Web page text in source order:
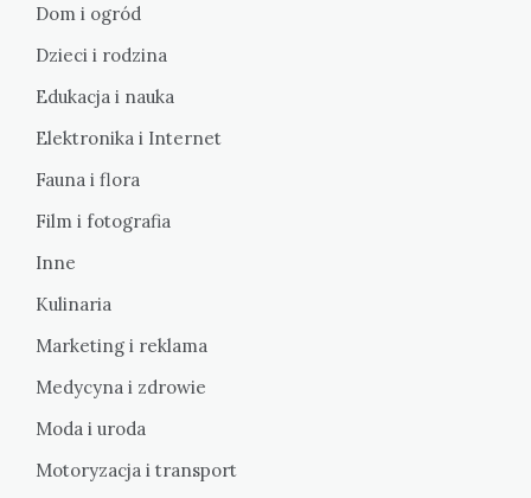
Dom i ogród
Dzieci i rodzina
Edukacja i nauka
Elektronika i Internet
Fauna i flora
Film i fotografia
Inne
Kulinaria
Marketing i reklama
Medycyna i zdrowie
Moda i uroda
Motoryzacja i transport